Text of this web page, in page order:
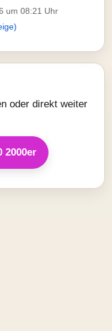
um 08:21 Uhr
oder direkt weiter
2000er